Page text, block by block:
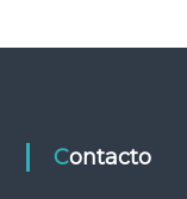
Contacto